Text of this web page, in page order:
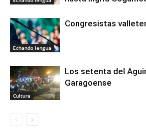
Echando lengua
Congresistas
Cultura
Los setenta del
Garagoense